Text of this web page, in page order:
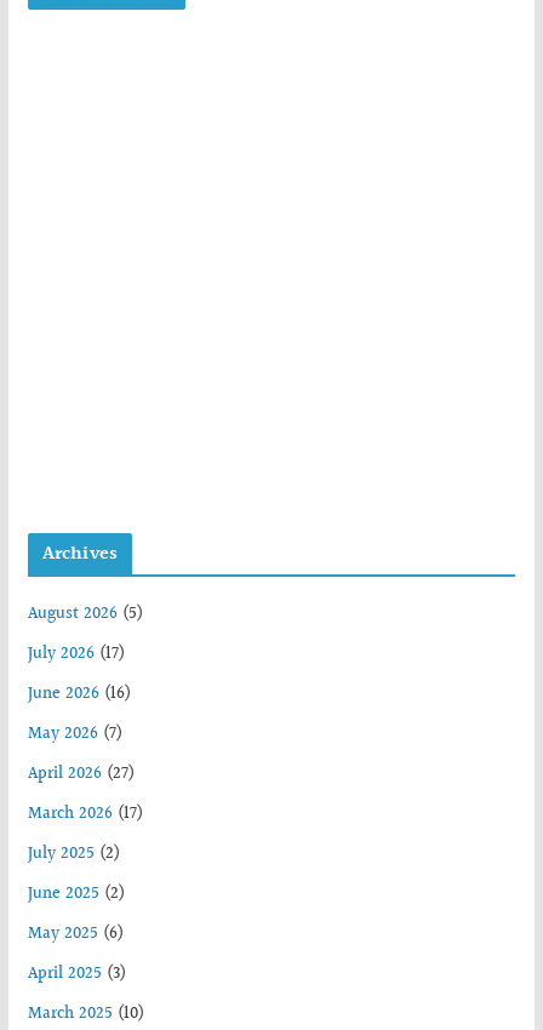
Archives
August 2026(5)
July 2026(17)
June 2026(16)
May 2026(7)
April 2026(27)
March 2026(17)
July 2025 (2)
June 2025 (2)
May 2025 (6)
April 2025 (3)
March 2025 (10)